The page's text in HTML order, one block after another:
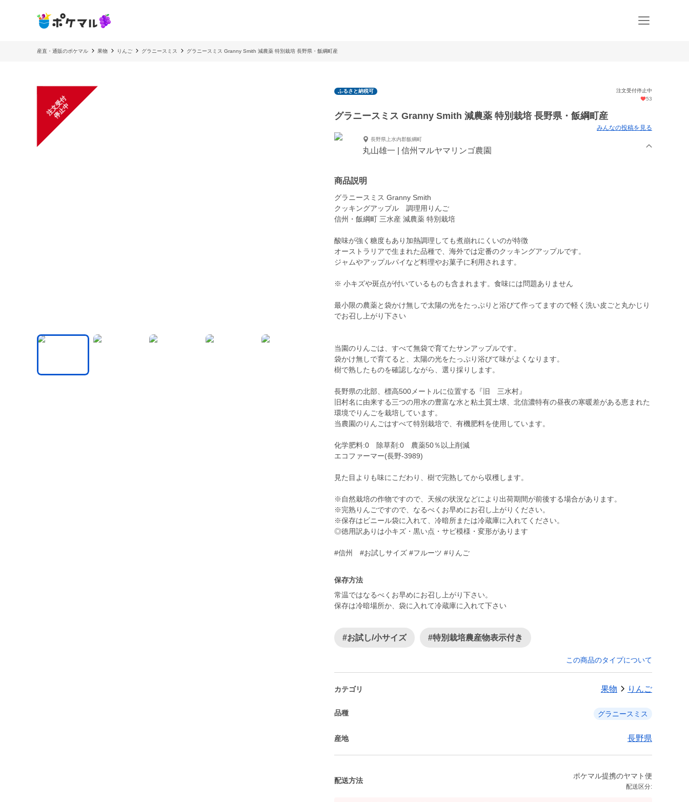
産直・通販のポケマル 果物 りんご グラニースミス グラニースミス Granny Smith 減農薬 特別栽培 長野県・飯綱町産
注
文
受
付
停
止
中
ふるさと納税可
注文受付停止中
53
グラニースミス Granny Smith 減農薬 特別栽培 長野県・飯綱町産
みんなの投稿を見る
長野県上水内郡飯綱町
丸山雄一 | 信州マルヤマリンゴ農園
商品説明
グラニースミス Granny Smith
クッキングアップル 調理用りんご
信州・飯綱町 三水産 減農薬 特別栽培
酸味が強く糖度もあり加熱調理しても煮崩れにくいのが特徴
オーストラリアで生まれた品種で、海外では定番のクッキングアップルです。
ジャムやアップルパイなど料理やお菓子に利用されます。
※ 小キズや斑点が付いているものも含まれます。食味には問題ありません
最小限の農薬と袋かけ無しで太陽の光をたっぷりと浴びて作ってますので軽く洗い皮ごと丸かじり
でお召し上がり下さい
当園のりんごは、すべて無袋で育てたサンアップルです。
袋かけ無しで育てると、太陽の光をたっぷり浴びて味がよくなります。
樹で熟したものを確認しながら、選り採りします。
長野県の北部、標高500メートルに位置する『旧 三水村』
旧村名に由来する三つの用水の豊富な水と粘土質土壌、北信濃特有の昼夜の寒暖差がある恵まれた
環境でりんごを栽培しています。
当農園のりんごはすべて特別栽培で、有機肥料を使用しています。
化学肥料:0 除草剤:0 農薬50％以上削減
エコファーマー(長野-3989)
見た目よりも味にこだわり、樹で完熟してから収穫します。
※自然栽培の作物ですので、天候の状況などにより出荷期間が前後する場合があります。
※完熟りんごですので、なるべくお早めにお召し上がりください。
※保存はビニール袋に入れて、冷暗所または冷蔵庫に入れてください。
◎徳用訳ありは小キズ・黒い点・サビ模様・変形があります
#信州 #お試しサイズ #フルーツ #りんご
保存方法
常温ではなるべくお早めにお召し上がり下さい。
保存は冷暗場所か、袋に入れて冷蔵庫に入れて下さい
#お試し/小サイズ #特別栽培農産物表示付き
この商品のタイプについて
カテゴリ 果物 りんご
品種 グラニースミス
産地 長野県
配送方法
ポケマル提携のヤマト便
配送区分: